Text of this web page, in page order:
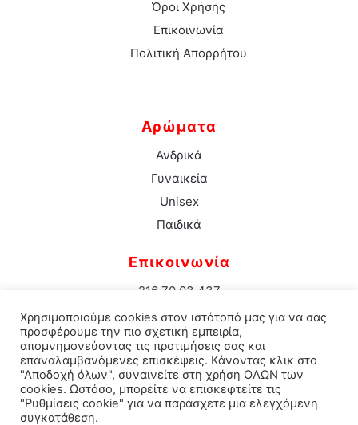
Όροι Χρήσης
Επικοινωνία
Πολιτική Απορρήτου
Αρώματα
Ανδρικά
Γυναικεία
Unisex
Παιδικά
Επικοινωνία
216 70 03 437
info@aromacenter.gr
25ης Μαρτίου 1 Νέα Σμύρνη 171 21
© 2021 Aroma Center. All rights reserved.Κατασκευή
Χρησιμοποιούμε cookies στον ιστότοπό μας για να σας
προσφέρουμε την πιο σχετική εμπειρία,
απομνημονεύοντας τις προτιμήσεις σας και
επαναλαμβανόμενες επισκέψεις. Κάνοντας κλικ στο
"Αποδοχή όλων", συναινείτε στη χρήση ΟΛΩΝ των
cookies. Ωστόσο, μπορείτε να επισκεφτείτε τις
"Ρυθμίσεις cookie" για να παράσχετε μια ελεγχόμενη
συγκατάθεση.